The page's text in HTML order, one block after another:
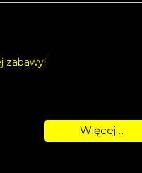
zabawy!
Więcej…